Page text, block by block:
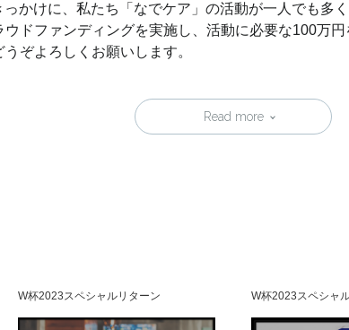
っかけに、私たち「なでケア」の活動が一人でも多
ウドファンディングを実施し、活動に必要な100万
どうぞよろしくお願いします。
Read more
W杯2023スペシャルリターン W杯2023スペシャ